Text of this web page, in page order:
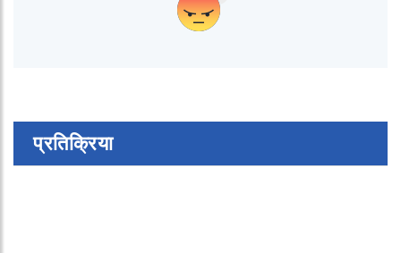
प्रतिक्रिया